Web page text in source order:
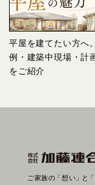
平屋を建てたい方へ
例・建築中現場・計
をご紹介
ご家族の「想い」と